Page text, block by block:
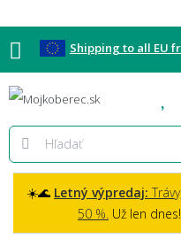
Shipping to all EU
Blog
☀️🌊 Letný výpredaj:
50 %. Už len